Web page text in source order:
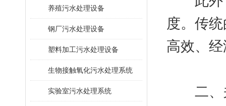
养殖污水处理设备
钢厂污水处理设备
塑料加工污水处理设备
生物接触氧化污水处理系统
​实验室污水处理系统
度。传
高效、
二、